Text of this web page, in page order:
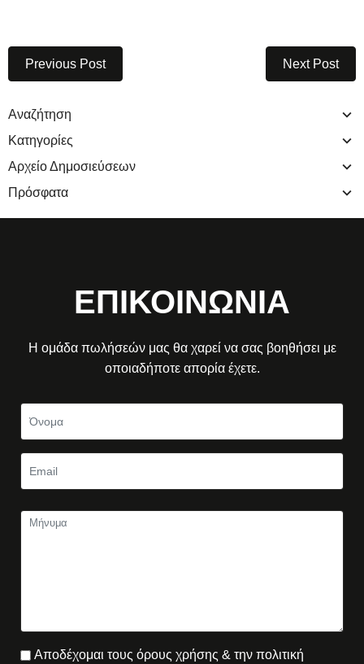
Previous Post Next Post
Αναζήτηση
Κατηγορίες
Αρχείο Δημοσιεύσεων
Πρόσφατα
ΕΠΙΚΟΙΝΩΝΙΑ
Η ομάδα πωλήσεών μας θα χαρεί να σας βοηθήσει με
οποιαδήποτε απορία έχετε.
Αποδέχομαι τους όρους χρήσης & την πολιτική